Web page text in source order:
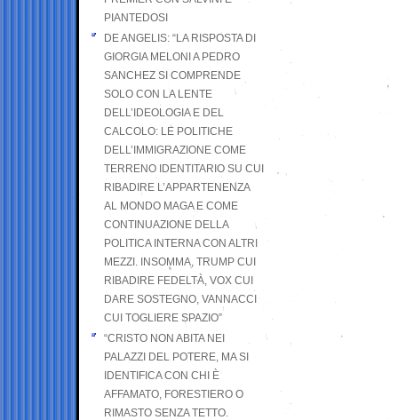
PIANTEDOSI
DE ANGELIS: “LA RISPOSTA DI
GIORGIA MELONI A PEDRO
SANCHEZ SI COMPRENDE
SOLO CON LA LENTE
DELL’IDEOLOGIA E DEL
CALCOLO: LE POLITICHE
DELL’IMMIGRAZIONE COME
TERRENO IDENTITARIO SU CUI
RIBADIRE L’APPARTENENZA
AL MONDO MAGA E COME
CONTINUAZIONE DELLA
POLITICA INTERNA CON ALTRI
MEZZI. INSOMMA, TRUMP CUI
RIBADIRE FEDELTÀ, VOX CUI
DARE SOSTEGNO, VANNACCI
CUI TOGLIERE SPAZIO”
“CRISTO NON ABITA NEI
PALAZZI DEL POTERE, MA SI
IDENTIFICA CON CHI È
AFFAMATO, FORESTIERO O
RIMASTO SENZA TETTO.